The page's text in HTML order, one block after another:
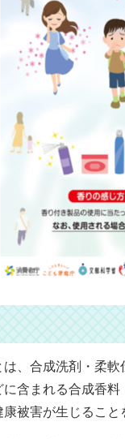
は、合成洗剤・柔
含まれる合成香
被害が生じること